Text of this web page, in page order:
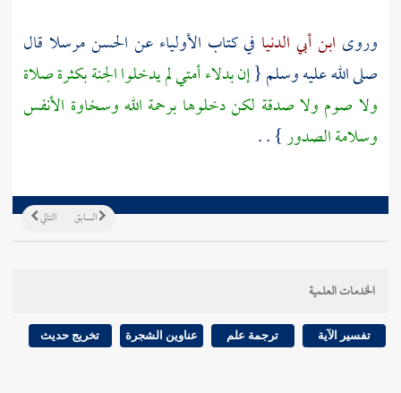
وروى ابن أبي الدنيا في كتاب الأولياء عن الحسنمرسلا قال
صلى الله عليه وسلم {إن بدلاء أمتي لم يدخلوا الجنة بكثرة صلاة
ولا صوم ولا صدقة لكن دخلوها برحمة الله وسخاوة الأنفس
وسلامة الصدور} . .
التالي السابق
الخدمات العلمية
تفسير الآية ترجمة علم عناوين الشجرة تخريج حديث